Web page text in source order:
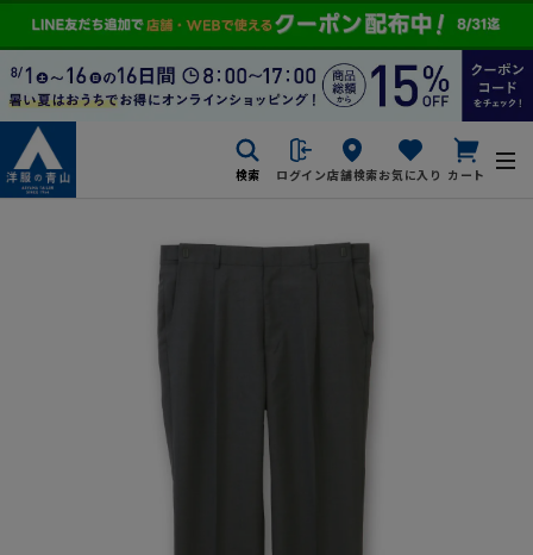
検索 ログイン店舗検索お気に入り カート